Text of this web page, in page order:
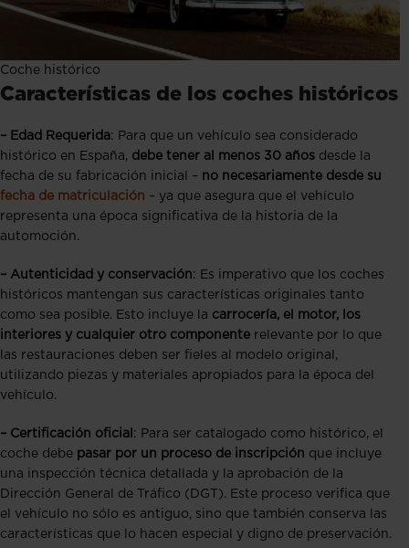
Coche histórico
Características de los coches históricos
– Edad Requerida: Para que un vehículo sea considerado
histórico en España, debe tener al menos 30 años desde la
fecha de su fabricación inicial – no necesariamente desde su
fecha de matriculación – ya que asegura que el vehículo
representa una época significativa de la historia de la
automoción.
– Autenticidad y conservación: Es imperativo que los coches
históricos mantengan sus características originales tanto
como sea posible. Esto incluye la carrocería, el motor, los
interiores y cualquier otro componente relevante por lo que
las restauraciones deben ser fieles al modelo original,
utilizando piezas y materiales apropiados para la época del
vehículo.
– Certificación oficial : Para ser catalogado como histórico, el
coche debe pasar por un proceso de inscripción que incluye
una inspección técnica detallada y la aprobación de la
Dirección General de Tráfico (DGT). Este proceso verifica que
el vehículo no sólo es antiguo, sino que también conserva las
características que lo hacen especial y digno de preservación.